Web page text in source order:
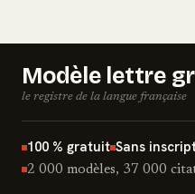
Modèle lettre
le registre de la langue française
100 % gratuit Sans
2 000 modèles, 37 000